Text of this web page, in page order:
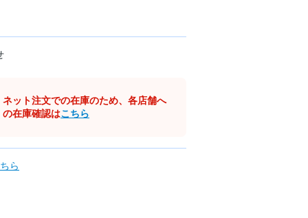
ネット注文での在庫のため、各店舗へ
の在庫確認はこちら
ら